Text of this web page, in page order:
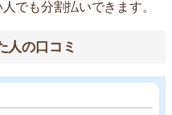
でも分割払いできます。
人の口コミ